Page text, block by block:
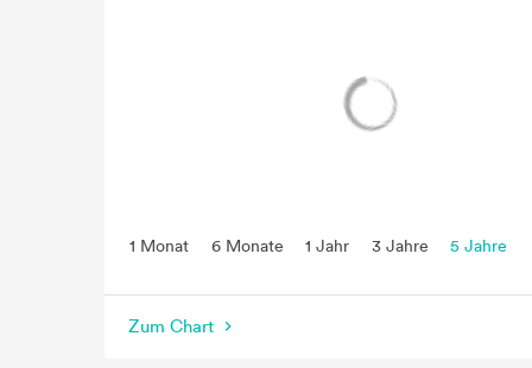
1 Monat 6 Monate 1 Jahr 3 Jahre 5 Jahre
Zum Chart